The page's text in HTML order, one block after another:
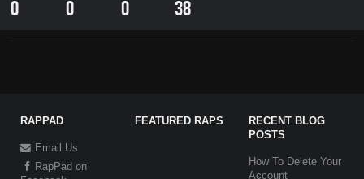
0 0 0 38
RAPPAD
Email Us
RapPad on
FEATURED RAPS
RECENT BLOG
POSTS
How To Delete Your
Account